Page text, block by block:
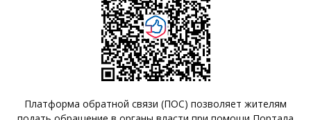
Платформа обратной связи (ПОС) позволяет жителям